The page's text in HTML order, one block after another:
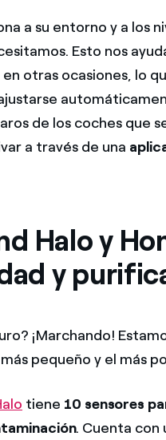
a su entorno y a los
Esto nos
otras ocasiones, lo
de los coches que
a través de una
Halo y
y
¡Marchando!
pequeño y el más
tiene 10 sensores
. Cuenta con